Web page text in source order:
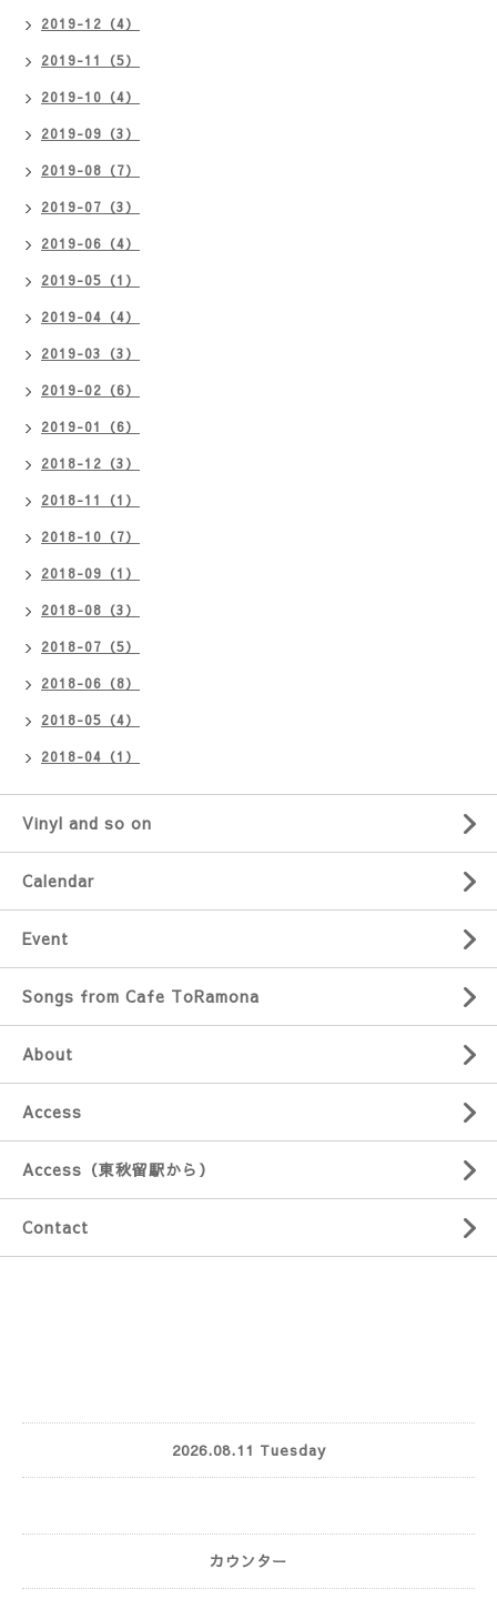
2019-12（4）
2019-11（5）
2019-10（4）
2019-09（3）
2019-08（7）
2019-07（3）
2019-06（4）
2019-05（1）
2019-04（4）
2019-03（3）
2019-02（6）
2019-01（6）
2018-12（3）
2018-11（1）
2018-10（7）
2018-09（1）
2018-08（3）
2018-07（5）
2018-06（8）
2018-05（4）
2018-04（1）
Vinyl and so on
Calendar
Event
Songs from Cafe ToRamona
About
Access
Access（東秋留駅から）
Contact
2026.08.11 Tuesday
カウンター